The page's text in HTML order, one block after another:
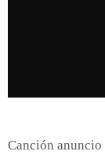
Canción anuncio